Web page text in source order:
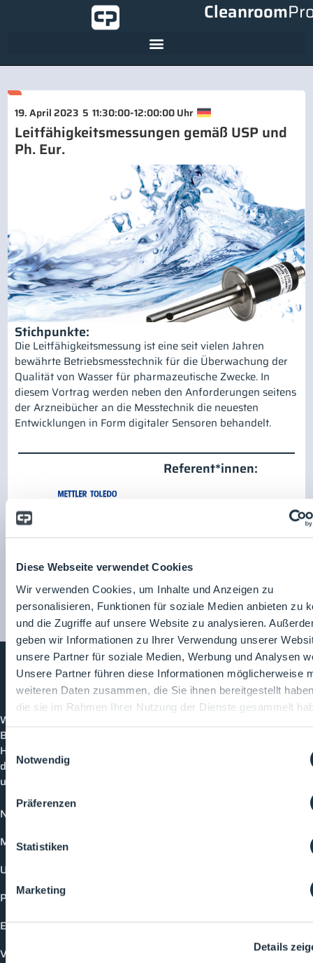
Diese Webseite verwendet Cookies
Wir verwenden Cookies, um Inhalte und Anzeigen zu
personalisieren, Funktionen für soziale Medien anbieten zu
und die Zugriffe auf unsere Website zu analysieren.
geben wir Informationen zu Ihrer Verwendung unserer
unsere Partner für soziale Medien, Werbung und Analysen
Unsere Partner führen diese Informationen möglicherweise
weiteren Daten zusammen, die Sie ihnen bereitgestellt
die sie im Rahmen Ihrer Nutzung der Dienste gesammelt
Einwilligungsauswahl
Notwendig
Präferenzen
Statistiken
Marketing
Details
Cleanroom
19. April 2023 5 11:30:00-12:00:00 Uhr
Leitfähigkeitsmessungen gemäß USP und
Ph. Eur.
Stichpunkte:
Die Leitfähigkeitsmessung ist eine seit vielen Jahren
bewährte Betriebsmesstechnik für die Überwachung der
Qualität von Wasser für pharmazeutische Zwecke. In
diesem Vortrag werden neben den Anforderungen seitens
der Arzneibücher an die Messtechnik die neuesten
Entwicklungen in Form digitaler Sensoren behandelt.
Referent*innen:
Mettler-Toledo GmbH
CleanroomProcesses
Willkommen bei CleanroomProcesses, der
Branchenplattform für Reinraum und Prozesstechnik.
Hier bleibst du immer auf dem neuesten Stand, kannst
dich mit anderen verknüpfen und alle relevanten Themen
und Events der Branche entdecken.
News
Mediathek
Unternehmen
Produkte
Events
Vorträge